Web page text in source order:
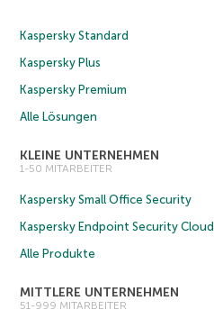
Kaspersky Standard
Kaspersky Plus
Kaspersky Premium
Alle Lösungen
KLEINE UNTERNEHMEN
1-50 MITARBEITER
Kaspersky Small Office Security
Kaspersky Endpoint Security Cloud
Alle Produkte
MITTLERE UNTERNEHMEN
51-999 MITARBEITER